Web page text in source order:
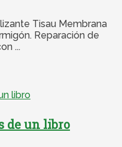
Tisau Membrana
Reparación de
...
de un libro